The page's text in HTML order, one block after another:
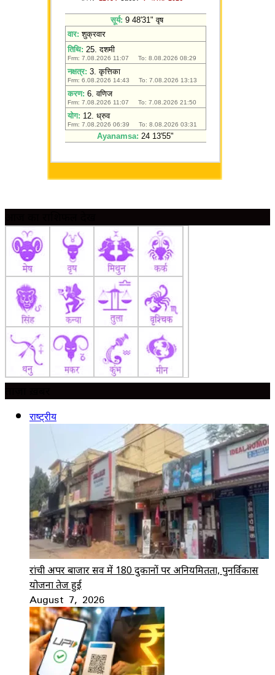
राष्ट्रीय
रांची अपर बाजार सर्वे में 180 दुकानों पर अनियमितता, पुनर्विकास
योजना तेज हुई
August 7, 2026